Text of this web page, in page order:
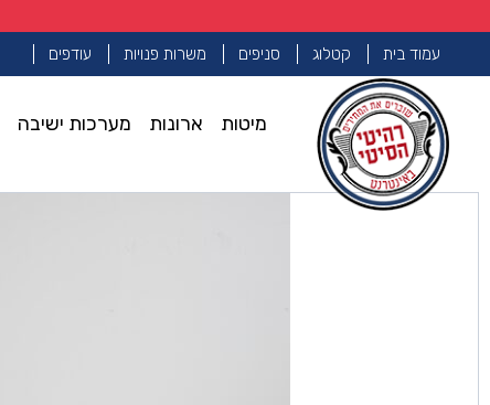
עמוד בית קטלוג סניפים משרות פנויות עודפים
מיטות ארונות מערכות ישיבה
עמוד הבית >> שידות >>